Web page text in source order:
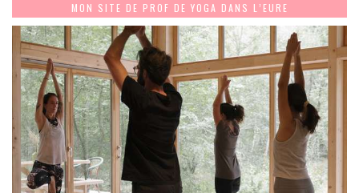
MON SITE DE PROF DE YOGA DANS L’EURE